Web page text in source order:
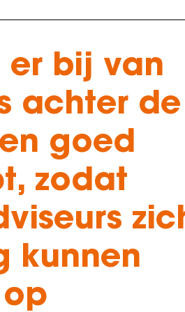
er bij van
achter de
goed
zodat
kunnen